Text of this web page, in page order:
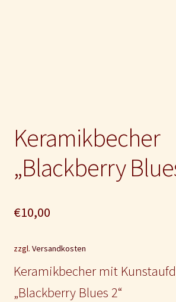
Keramikbecher
„Blackberry
€10,00
zzgl. Versandkosten
Keramikbecher mit
„Blackberry Blues 2“